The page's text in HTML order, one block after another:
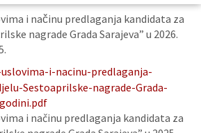
i načinu predlaganja kandidata za
nagrade Grada Sarajeva” u 2026.
i-nacinu-predlaganja-
Sestoaprilske-nagrade-Grada-
i načinu predlaganja kandidata za